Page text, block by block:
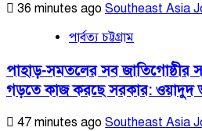
36 minutes ago Southeast Asia
পার্বত্য চট্টগ্রাম
পাহাড়-সমতলের সব জাতিগোষ্ঠীর
গড়তে কাজ করছে সরকার: ওয়াদুদ
47 minutes ago Southeast Asia